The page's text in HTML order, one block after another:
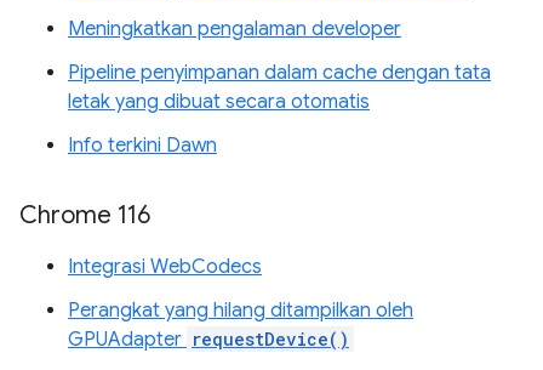
Meningkatkan pengalaman developer
Pipeline penyimpanan dalam cache dengan tata
letak yang dibuat secara otomatis
Info terkini Dawn
Chrome 116
Integrasi WebCodecs
Perangkat yang hilang ditampilkan oleh
GPUAdapter requestDevice()